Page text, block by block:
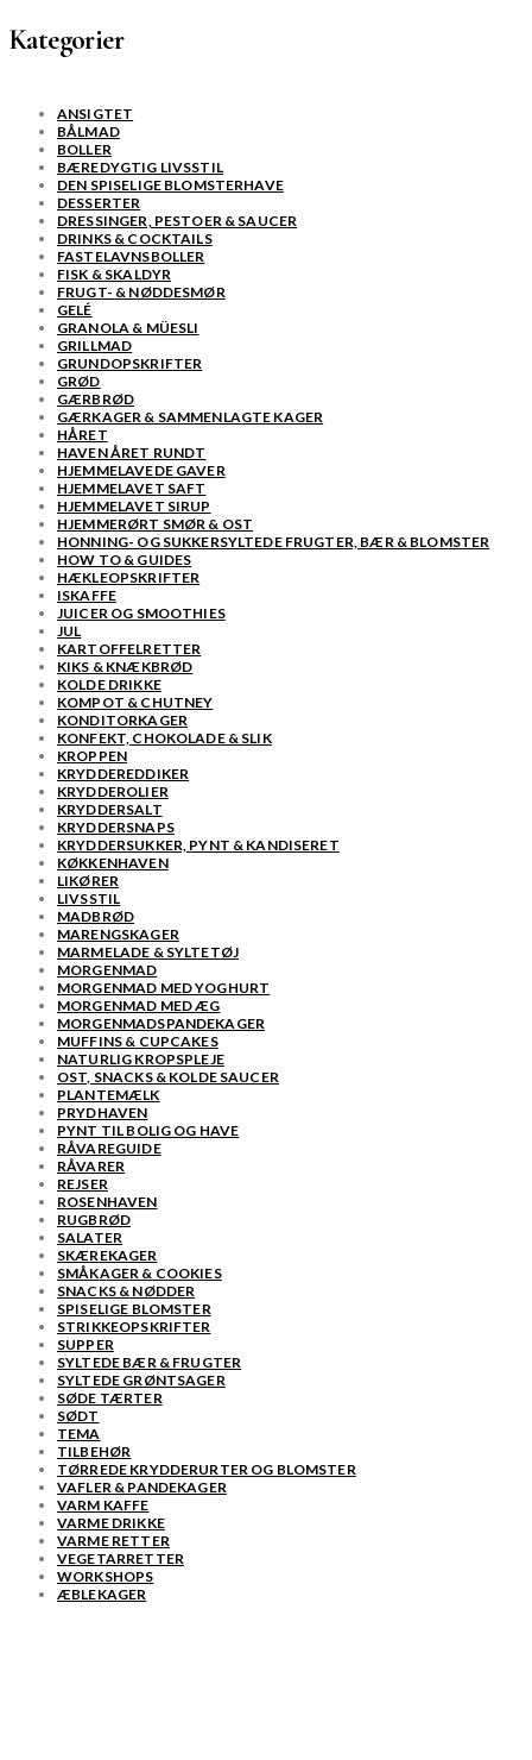
Kategorier
ANSIGTET
BÅLMAD
BOLLER
BÆREDYGTIG LIVSSTIL
DEN SPISELIGE BLOMSTERHAVE
DESSERTER
DRESSINGER, PESTOER & SAUCER
DRINKS & COCKTAILS
FASTELAVNSBOLLER
FISK & SKALDYR
FRUGT- & NØDDESMØR
GELÉ
GRANOLA & MÜESLI
GRILLMAD
GRUNDOPSKRIFTER
GRØD
GÆRBRØD
GÆRKAGER & SAMMENLAGTE KAGER
HÅRET
HAVEN ÅRET RUNDT
HJEMMELAVEDE GAVER
HJEMMELAVET SAFT
HJEMMELAVET SIRUP
HJEMMERØRT SMØR & OST
HONNING- OG SUKKERSYLTEDE FRUGTER, BÆR & BLOMSTER
HOW TO & GUIDES
HÆKLEOPSKRIFTER
ISKAFFE
JUICER OG SMOOTHIES
JUL
KARTOFFELRETTER
KIKS & KNÆKBRØD
KOLDE DRIKKE
KOMPOT & CHUTNEY
KONDITORKAGER
KONFEKT, CHOKOLADE & SLIK
KROPPEN
KRYDDEREDDIKER
KRYDDEROLIER
KRYDDERSALT
KRYDDERSNAPS
KRYDDERSUKKER, PYNT & KANDISERET
KØKKENHAVEN
LIKØRER
LIVSSTIL
MADBRØD
MARENGSKAGER
MARMELADE & SYLTETØJ
MORGENMAD
MORGENMAD MED YOGHURT
MORGENMAD MED ÆG
MORGENMADSPANDEKAGER
MUFFINS & CUPCAKES
NATURLIG KROPSPLEJE
OST, SNACKS & KOLDE SAUCER
PLANTEMÆLK
PRYDHAVEN
PYNT TIL BOLIG OG HAVE
RÅVAREGUIDE
RÅVARER
REJSER
ROSENHAVEN
RUGBRØD
SALATER
SKÆREKAGER
SMÅKAGER & COOKIES
SNACKS & NØDDER
SPISELIGE BLOMSTER
STRIKKEOPSKRIFTER
SUPPER
SYLTEDE BÆR & FRUGTER
SYLTEDE GRØNTSAGER
SØDE TÆRTER
SØDT
TEMA
TILBEHØR
TØRREDE KRYDDERURTER OG BLOMSTER
VAFLER & PANDEKAGER
VARM KAFFE
VARME DRIKKE
VARME RETTER
VEGETARRETTER
WORKSHOPS
ÆBLEKAGER